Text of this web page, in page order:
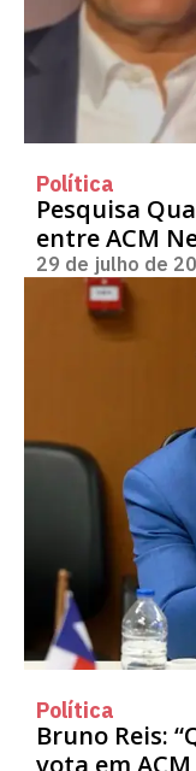
Política
Pesquisa
entre ACM
29 de julho de
Política
Bruno Reis: